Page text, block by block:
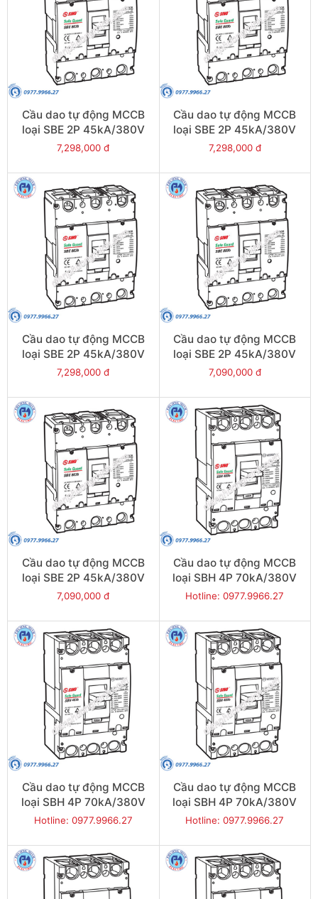
Cầu dao tự động MCCB
loại SBE 2P 45kA/380V
800A - Model
7,298,000 đ
Cầu dao tự động MCCB
loại SBE 2P 45kA/380V
700A - Model
7,298,000 đ
Cầu dao tự động MCCB
loại SBE 2P 45kA/380V
630A - Model
7,298,000 đ
Cầu dao tự động MCCB
loại SBE 2P 45kA/380V
600A - Model
7,090,000 đ
Cầu dao tự động MCCB
loại SBE 2P 45kA/380V
500A - Model
7,090,000 đ
Cầu dao tự động MCCB
loại SBH 4P 70kA/380V
400A - Model
Hotline: 0977.9966.27
Cầu dao tự động MCCB
loại SBH 4P 70kA/380V
350A - Model
Hotline: 0977.9966.27
Cầu dao tự động MCCB
loại SBH 4P 70kA/380V
300A - Model
Hotline: 0977.9966.27